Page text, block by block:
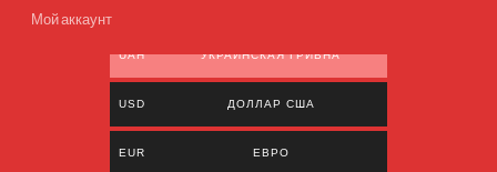
Мой аккаунт
UAH УКРАИНСКАЯ ГРИВНА
USD ДОЛЛАР США
EUR ЕВРО